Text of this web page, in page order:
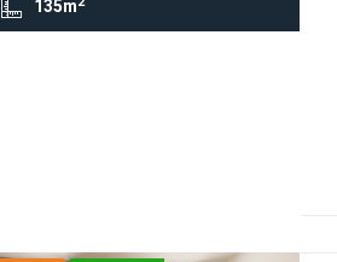
135m